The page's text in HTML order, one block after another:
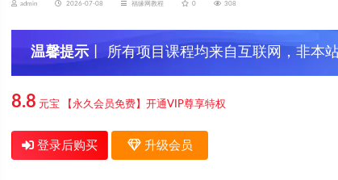
admin 2026-07-08 福缘网教程 0 308
温馨提示 丨 所有项目课程均来自互联网，非本
信，谨防上当受骗！
8.8 元宝 【永久会员免费】开通VIP尊享特权
登录后购买 升级会员